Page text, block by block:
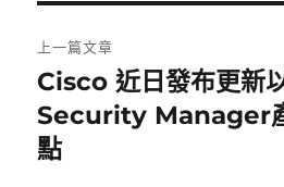
章
導
覽
上一篇文章
上
一
篇
Cisco 近日發布更新
Security Manager
點